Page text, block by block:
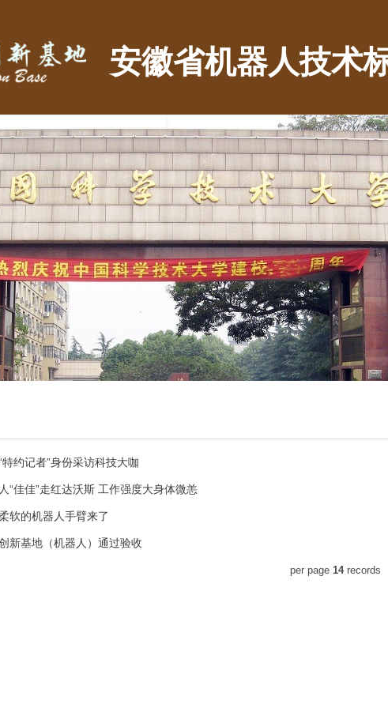
安徽省机器人技术
约记者”身份采访科技大咖
“佳佳”走红达沃斯 工作强度大身体微恙
软的机器人手臂来了
新基地（机器人）通过验收
per page 14records